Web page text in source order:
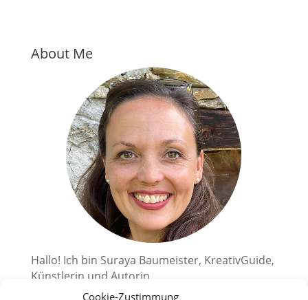
Cookie-Zustimmung
About Me
Hallo! Ich bin Suraya Baumeister, KreativGuide,
Künstlerin und Autorin.